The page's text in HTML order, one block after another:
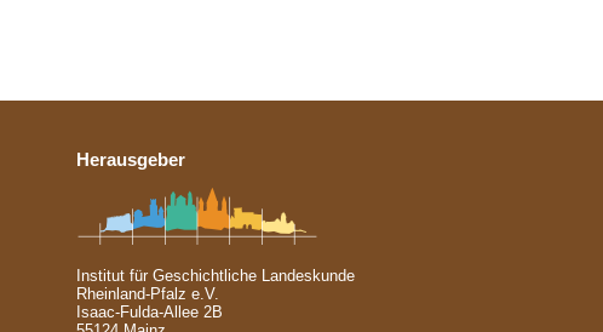
Herausgeber
Institut für Geschichtliche Landeskunde
Rheinland-Pfalz e.V.
Isaac-Fulda-Allee 2B